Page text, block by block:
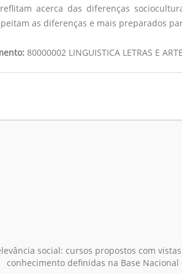
acerca das diferenças
as diferenças e mais preparados
80000002 LINGUISTICA LETRAS E
social: cursos propostos com
conhecimento definidas na Base